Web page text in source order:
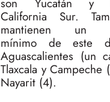
son Yucatán y
California Sur.
mantienen un
mínimo de este
Aguascalientes (un
Tlaxcala y Campeche
Nayarit (4).